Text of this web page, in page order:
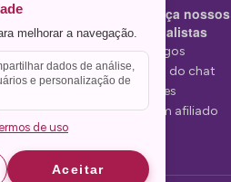
Conheça nossos
Especialistas
Tarólogos
Estelas do chat
Videntes
Seja um afiliado
melhorar a navegação.
dados de análise,
e personalização de
de uso
Aceitar